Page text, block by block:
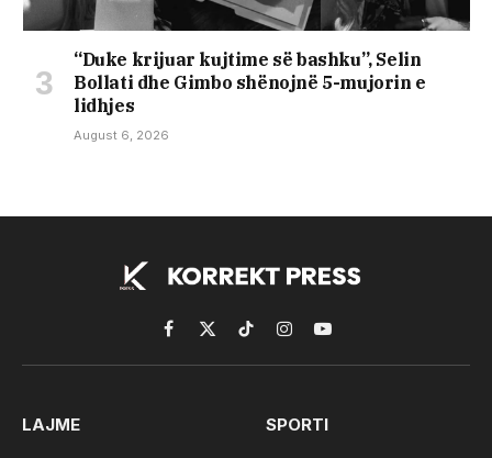
“Duke krijuar kujtime së bashku”, Selin
Bollati dhe Gimbo shënojnë 5-mujorin e
lidhjes
August 6, 2026
Facebook
X
(Twitter)
TikTokInstagramYouTube
LAJME SPORTI